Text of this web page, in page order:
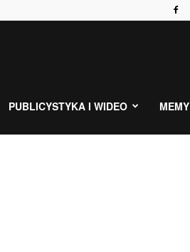
PUBLICYSTYKA I WIDEO MEMY